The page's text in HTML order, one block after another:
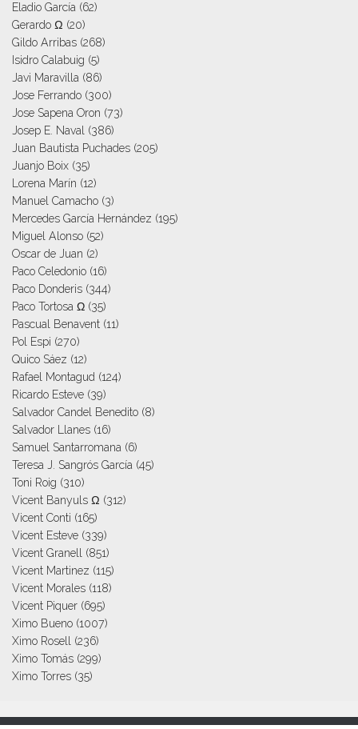
Eladio García (62)
Gerardo Ω (20)
Gildo Arribas (268)
Isidro Calabuig (5)
Javi Maravilla (86)
Jose Ferrando (300)
Jose Sapena Oron (73)
Josep E. Naval
(386)
Juan Bautista Puchades (205)
Juanjo Boix (35)
Lorena Marín (12)
Manuel Camacho (3)
Mercedes García Hernández (195)
Miguel Alonso (52)
Oscar de Juan (2)
Paco Celedonio (16)
Paco Donderis (344)
Paco Tortosa Ω (35)
Pascual Benavent (11)
Pol Espi (270)
Quico Sáez (12)
Rafael Montagud (124)
Ricardo Esteve (39)
Salvador Candel Benedito (8)
Salvador Llanes (16)
Samuel Santarromana (6)
Teresa J. Sangrós García (45)
Toni Roig (310)
Vicent Banyuls Ω (312)
Vicent Conti (165)
Vicent Esteve (339)
Vicent Granell
(851)
Vicent Martinez (115)
Vicent Morales (118)
Vicent Piquer (695)
Ximo Bueno (1007)
Ximo Rosell
(236)
Ximo Tomás (299)
Ximo Torres (35)